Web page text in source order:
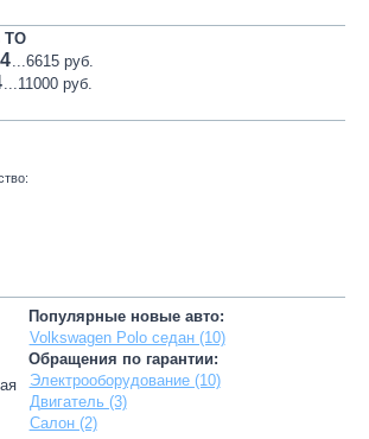
ТО
...6615 руб.
...11000 руб.
Популярные новые авто:
Volkswagen Polo седан (10)
Обращения по гарантии:
Электрооборудование (10)
Двигатель (3)
Салон (2)